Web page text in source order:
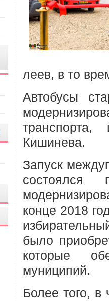
леев, в то
Автобусы
Кишинева.
Запуск
конце 2018
было
которые
муниципий.
Более того,